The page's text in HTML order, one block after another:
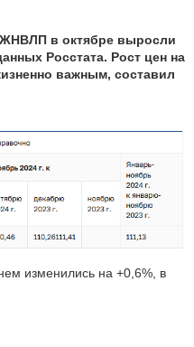
ЖНВЛП в октябре выросли
Росстата. Рост цен на
важным, составил
изменились на +0,6%, в